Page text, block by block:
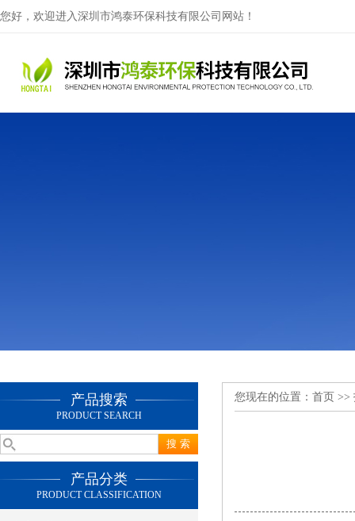
您好，欢迎进入深圳市鸿泰环保科技有限公司网站！
产品搜索
PRODUCT SEARCH
产品分类
PRODUCT CLASSIFICATION
您现在的位置： 首页 >>